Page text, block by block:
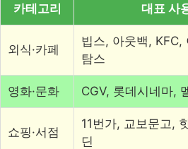
카테고리 대표 사
외식·카페
빕스, 아웃백, KFC,
탐스
영화·문화 CGV, 롯데시네마,
쇼핑·서점
11번가, 교보문고,
딘